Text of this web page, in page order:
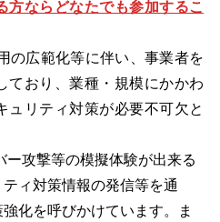
方ならどなたでも参加するこ
の広範化等に伴い、事業者を
ており、業種・規模にかかわ
ュリティ対策が必要不可欠と
ー攻撃等の模擬体験が出来る
ィ対策情報の発信等を通
化を呼びかけています。ま